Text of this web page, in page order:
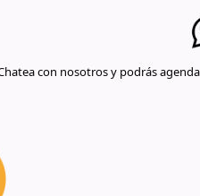
con nosotros y podrás